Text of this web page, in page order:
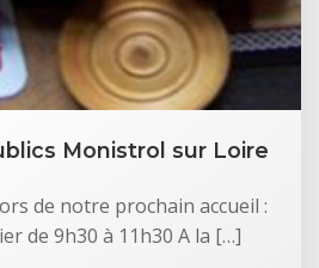
Monistrol sur Loire
de notre prochain accueil :
de 9h30 à 11h30 A la […]